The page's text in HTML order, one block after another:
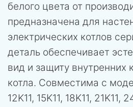
белого цвета от
предназначена для
электрических котлов
деталь обеспечивает
вид и защиту внутренних
котла. Совместима с
12K11, 15K11, 18K11, 21K11,